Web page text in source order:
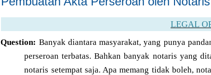
LEGAL
Question: Banyak diantara masyarakat, yang punya
perseroan terbatas. Bahkan banyak notaris yang
notaris setempat saja. Apa memang tidak boleh,